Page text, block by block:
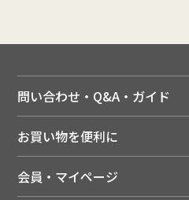
問い合わせ・Q&A・ガイド
ご利用ガイド
領収書について
お買い物を便利に
季節のカタログを無料でお届け
会員・マイページ